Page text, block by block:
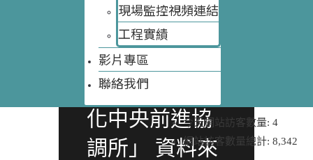
現場監控視頻連結
工程實績​
影片專區
聯絡我們
大自然環保科技
今天網站訪客數量: 4
網站訪客數量總計: 8,342
環境部強調以
專業協助地方
成立「廚餘去
化中央前進協
調所」 資料來